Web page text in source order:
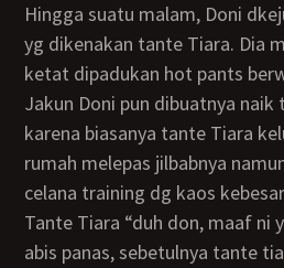
Hingga suatu malam, Doni dkejutkan dengan pakaian
yg dikenakan tante Tiara. Dia
ketat dipadukan hot pants
Jakun Doni pun dibuatnya naik
karena biasanya tante Tiara
rumah melepas jilbabnya
celana training dg kaos
Tante Tiara “duh don, maaf ni ya tante kayak gini,
abis panas, sebetulnya tante